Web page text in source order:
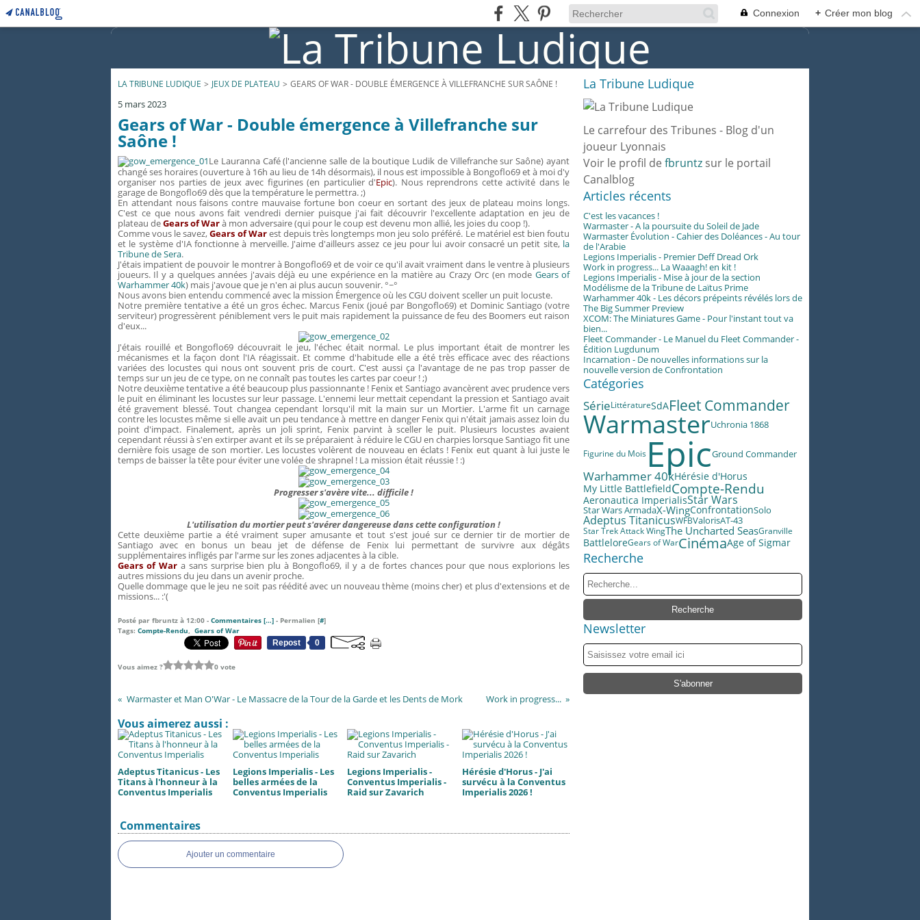
Connexion + Créer mon blog
LA TRIBUNE LUDIQUE > JEUX DE PLATEAU > GEARS OF WAR - DOUBLE ÉMERGENCE À VILLEFRANCHE SUR SAÔNE !
5 mars 2023
Gears of War - Double émergence à Villefranche sur
Saône !
Le Lauranna Café (l'ancienne salle de la boutique Ludik de Villefranche sur Saône) ayant
changé ses horaires (ouverture à 16h au lieu de 14h désormais), il nous est impossible à Bongoflo69 et à moi d'y
organiser nos parties de jeux avec figurines (en particulier d'Epic). Nous reprendrons cette activité dans le
garage de Bongoflo69 dès que la température le permettra. ;)
En attendant nous faisons contre mauvaise fortune bon coeur en sortant des jeux de plateau moins longs.
C'est ce que nous avons fait vendredi dernier puisque j'ai fait découvrir l'excellente adaptation en jeu de
plateau deGears of Warà mon adversaire (qui pour le coup est devenu mon allié, les joies du coop !).
Comme vous le savez,Gears of Warest depuis très longtemps mon jeu solo préféré. Le matériel est bien foutu
et le système d'IA fonctionne à merveille. J'aime d'ailleurs assez ce jeu pour lui avoir consacré un petit site, la
Tribune de Sera.
J'étais impatient de pouvoir le montrer à Bongoflo69 et de voir ce qu'il avait vraiment dans le ventre à plusieurs
joueurs. Il y a quelques années j'avais déjà eu une expérience en la matière au Crazy Orc (en mode Gears of
Warhammer 40k) mais j'avoue que je n'en ai plus aucun souvenir. °~°
Nous avons bien entendu commencé avec la mission Émergence où les CGU doivent sceller un puit locuste.
Notre première tentative a été un gros échec. Marcus Fenix (joué par Bongoflo69) et Dominic Santiago (votre
serviteur) progressèrent péniblement vers le puit mais rapidement la puissance de feu des Boomers eut raison
d'eux...
J'étais rouillé et Bongoflo69 découvrait le jeu, l'échec était normal. Le plus important était de montrer les
mécanismes et la façon dont l'IA réagissait. Et comme d'habitude elle a été très efficace avec des réactions
variées des locustes qui nous ont souvent pris de court. C'est aussi ça l'avantage de ne pas trop passer de
temps sur un jeu de ce type, on ne connaît pas toutes les cartes par coeur ! ;)
Notre deuxième tentative a été beaucoup plus passionnante ! Fenix et Santiago avancèrent avec prudence vers
le puit en éliminant les locustes sur leur passage. L'ennemi leur mettait cependant la pression et Santiago avait
été gravement blessé. Tout changea cependant lorsqu'il mit la main sur un Mortier. L'arme fit un carnage
contre les locustes même si elle avait un peu tendance à mettre en danger Fenix qui n'était jamais assez loin du
point d'impact. Finalement, après un joli sprint, Fenix parvint à sceller le puit. Plusieurs locustes avaient
cependant réussi à s'en extirper avant et ils se préparaient à réduire le CGU en charpies lorsque Santiago fit une
dernière fois usage de son mortier. Les locustes volèrent de nouveau en éclats ! Fenix eut quant à lui juste le
temps de baisser la tête pour éviter une volée deshrapnel ! La mission était réussie ! :)
Progresser s'avère vite... difficile !
L'utilisation du mortier peut s'avérer dangereuse dans cette configuration !
Cette deuxième partie a été vraiment super amusante et tout s'est joué sur ce dernier tir de mortier de
Santiago avec en bonus un beau jet de défense de Fenix lui permettant de survivre aux dégâts
supplémentaires infligés par l'arme sur les zones adjacentes à la cible.
Gears of Wara sans surprise bien plu à Bongoflo69, il y a de fortes chances pour que nous explorions les
autres missions du jeu dans un avenir proche.
Quelle dommage que le jeu ne soit pas réédité avec un nouveau thème (moins cher) et plus d'extensions et de
missions... :'(
Posté par fbruntz à 12:00 - Commentaires […] - Permalien [#]
Tags: Compte-Rendu, Gears of War
Repost
0
Vous aimez ? 0 vote
Warmaster et Man O'War - Le Massacre de la Tour de la Garde et les Dents de Mork Work in progress...
Vous aimerez aussi :
Adeptus Titanicus - Les
Titans à l'honneur à la
Conventus Imperialis
Legions Imperialis - Les
belles armées de la
Conventus Imperialis
Legions Imperialis -
Conventus Imperialis -
Raid sur Zavarich
Hérésie d'Horus - J'ai
survécu à la Conventus
Imperialis 2026 !
Commentaires
Ajouter un commentaire
La Tribune Ludique
Le carrefour des Tribunes - Blog d'un
joueur Lyonnais
Voir le profil de fbruntz sur le portail
Canalblog
Articles récents
C'est les vacances !
Warmaster - A la poursuite du Soleil de Jade
Warmaster Évolution - Cahier des Doléances - Au tour
de l'Arabie
Legions Imperialis - Premier Deff Dread Ork
Work in progress... La Waaagh! en kit !
Legions Imperialis - Mise à jour de la section
Modélisme de la Tribune de Laïtus Prime
Warhammer 40k - Les décors prépeints révélés lors de
The Big Summer Preview
XCOM: The Miniatures Game - Pour l'instant tout va
bien...
Fleet Commander - Le Manuel du Fleet Commander -
Édition Lugdunum
Incarnation - De nouvelles informations sur la
nouvelle version de Confrontation
Catégories
SérieLittératureSdAFleet Commander
WarmasterUchronia 1868
Figurine du Mois EpicGround Commander
Warhammer 40kHérésie d'Horus
My Little BattlefieldCompte-Rendu
Aeronautica ImperialisStar Wars
Star Wars ArmadaX-WingConfrontationSolo
Adeptus TitanicusWFBValorisAT-43
Star Trek Attack WingThe Uncharted SeasGranville
BattleloreGears of WarCinémaAge of Sigmar
Recherche
Newsletter